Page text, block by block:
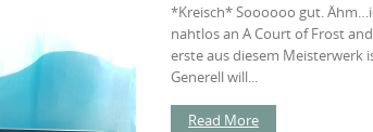
*Kreisch* Soooooo gut.
nahtlos an A Court of Frost
erste aus diesem Meisterwerk
Generell will...
Read More